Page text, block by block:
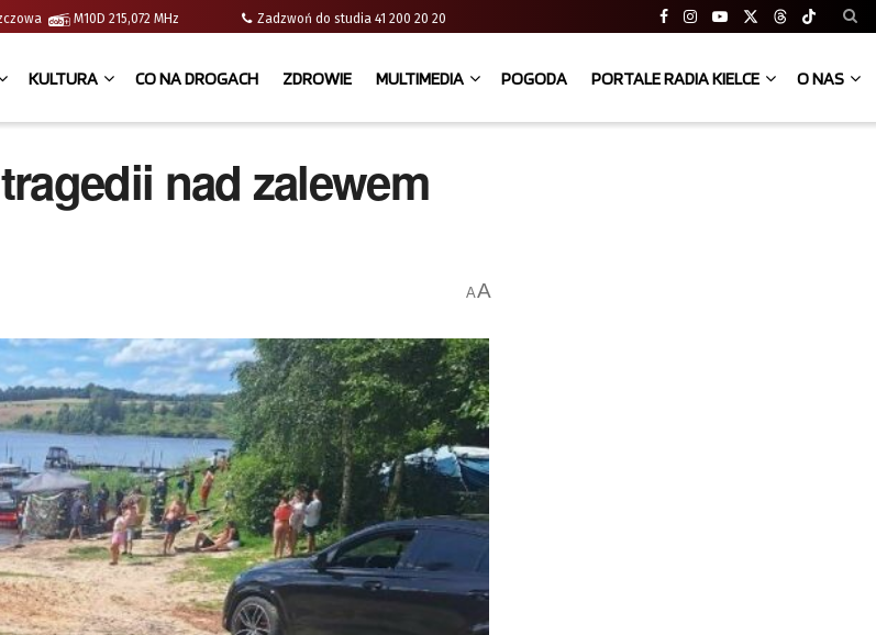
M10D 215,072 MHz Zadzwoń do studia 41 200 20 20
KULTURA CO NA DROGACH ZDROWIE MULTIMEDIA POGODA PORTALE RADIA KIELCE O NAS
nad zalewem
AA